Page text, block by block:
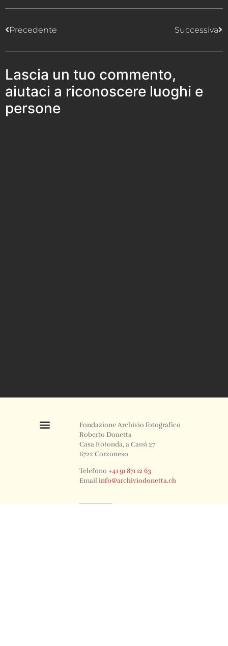
Precedente Successiva
Lascia un tuo commento,
aiutaci a riconoscere luoghi e
persone
Fondazione Archivio fotografico
Roberto Donetta
Casa Rotonda, a Cassì 27
6722 Corzoneso
Telefono+41 91 871 12 63
Emailinfo@archiviodonetta.ch